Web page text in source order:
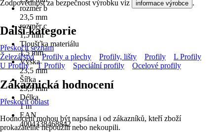
rozměr b
23,5 mm
rozměr c
1,5 mm
Tloušťka materiálu
1,5 mm
Výška
23,5 mm
Šířka
23,5 mm
Délka
1 m
EAN
4004338468842
Zodpovědnost za bezpečnost výrobku viz informace výrobce .
Další kategorie
Přeskočit seznam
Železářství
Profily a plechy Profily, lišty Profily
L Profily
U Profily
T Profily Speciální profily Ocelové profily
Zákaznická hodnocení
Přeskočit oblast
Hodnocení mohou být napsána i od zákazníků, kteří zboží
prokazatelně nepoužili nebo nekoupili.